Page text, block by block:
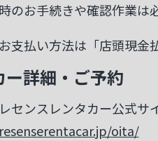
のお手続きや確認作業は
支払い方法は「店頭現金
詳細・ご予約
センスレンタカー公式サ
oita/